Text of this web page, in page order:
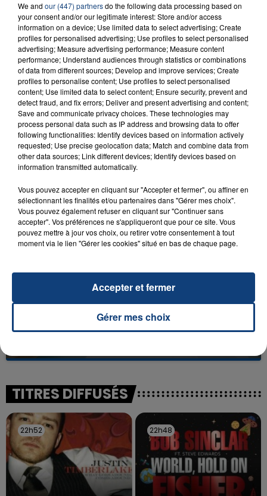
FIL D'ACTU
23 juillet 2026
INCENDIE MORTEL À LENS : UNE FEMME ET
SON BÉBÉ ENTRE LA VIE ET LA...
Un homme s'est immolé par le feu après avoir
aspergé sa compagne et leur bébé de trois mois
d'un liquide inflammable.
UNE ADOLESCENTE DEVANT SE FAIRE
La famille a porté plainte contre la clinique qui a
excuses.
TITRES DIFFUSÉS
22h52
22h52 22h48
22h48
We and our (447) partnersdo the following data processing based on
your consent and/or our legitimate interest: Store and/or access
information on a device; Use limited data to select advertising; Create
profiles for personalised advertising; Use profiles to select personalised
advertising; Measure advertising performance; Measure content
performance; Understand audiences through statistics or combinations
of data from different sources; Develop and improve services; Create
profiles to personalise content; Use profiles to select personalised
content; Use limited data to select content; Ensure security, prevent and
detect fraud, and fix errors; Deliver and present advertising and content;
Save and communicate privacy choices. These technologies may
process personal data such as IP address and browsing data to offer
following functionalities: Identify devices based on information actively
requested; Use precise geolocation data; Match and combine data from
other data sources; Link different devices; Identify devices based on
information transmitted automatically.
Vous pouvez accepter en cliquant sur "Accepter et fermer", ou affiner en
sélectionnant les finalités et/ou partenaires dans "Gérer mes choix".
Vous pouvez également refuser en cliquant sur "Continuer sans
accepter". Vos préférences ne s'appliqueront que pour ce site. Vous
pouvez mettre à jour vos choix, ou retirer votre consentement à tout
moment via le lien "Gérer les cookies" situé en bas de chaque page.
Gérer mes choix
Accepter et fermer